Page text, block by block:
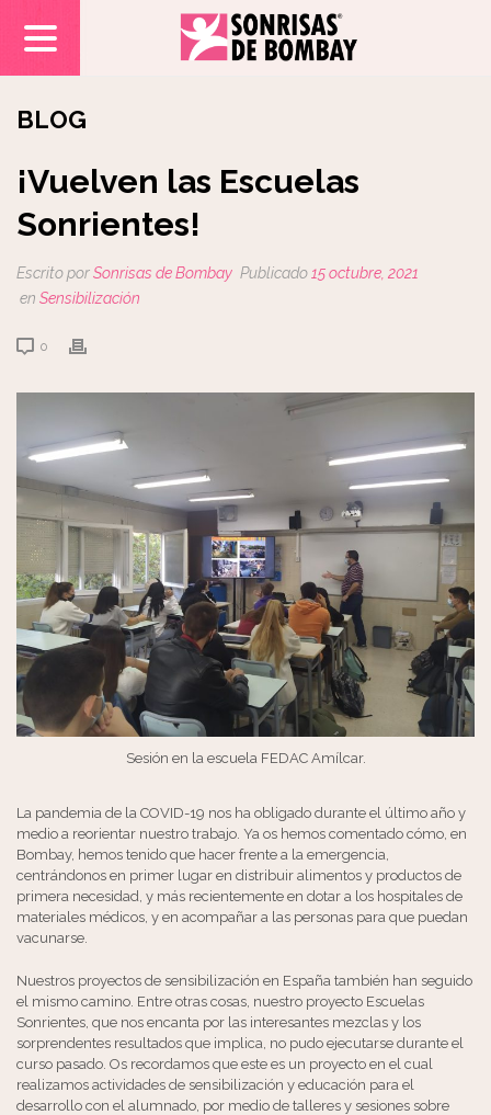
BLOG
¡Vuelven las Escuelas
Sonrientes!
Escrito porSonrisas de Bombay Publicado 15 octubre, 2021
en Sensibilización
0
Sesión en la escuela FEDAC Amílcar.
La pandemia de la COVID-19 nos ha obligado durante el último año y
medio a reorientar nuestro trabajo. Ya os hemos comentado cómo, en
Bombay, hemos tenido que hacer frente a la emergencia,
centrándonos en primer lugar en distribuir alimentos y productos de
primera necesidad, y más recientemente en dotar a los hospitales de
materiales médicos, y en acompañar a las personas para que puedan
vacunarse.
Nuestros proyectos de sensibilización en España también han seguido
el mismo camino. Entre otras cosas, nuestro proyecto Escuelas
Sonrientes, que nos encanta por las interesantes mezclas y los
sorprendentes resultados que implica, no pudo ejecutarse durante el
curso pasado. Os recordamos que este es un proyecto en el cual
realizamos actividades de sensibilización y educación para el
desarrollo con el alumnado, por medio de talleres y sesiones sobre